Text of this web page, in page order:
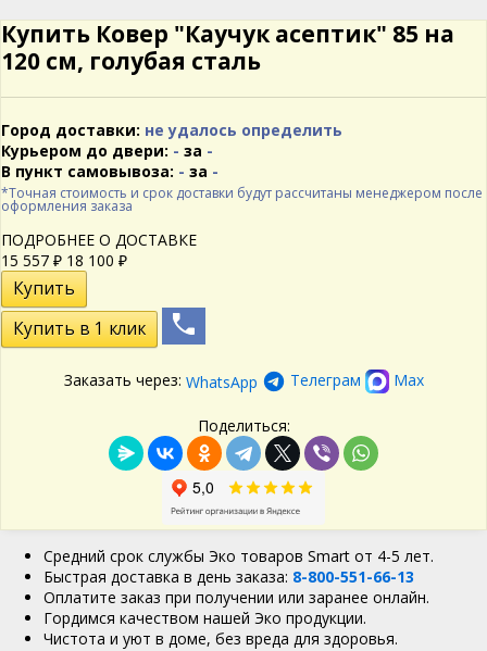
Купить Ковер "Каучук асептик" 85 на
120 см, голубая сталь
Город доставки: не удалось определить
Курьером до двери: - за -
В пункт самовывоза: - за -
*Точная стоимость и срок доставки будут рассчитаны менеджером после
оформления заказа
ПОДРОБНЕЕ О ДОСТАВКЕ
15 557 ₽ 18 100 ₽
Заказать через: WhatsApp Телеграм Max
Поделиться:
Средний срок службы Эко товаров Smart от 4-5 лет.
Быстрая доставка в день заказа: 8-800-551-66-13
Оплатите заказ при получении или заранее онлайн.
Гордимся качеством нашей Эко продукции.
Чистота и уют в доме, без вреда для здоровья.